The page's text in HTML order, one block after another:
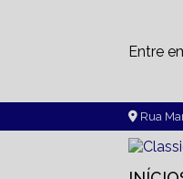
Entre
Rua